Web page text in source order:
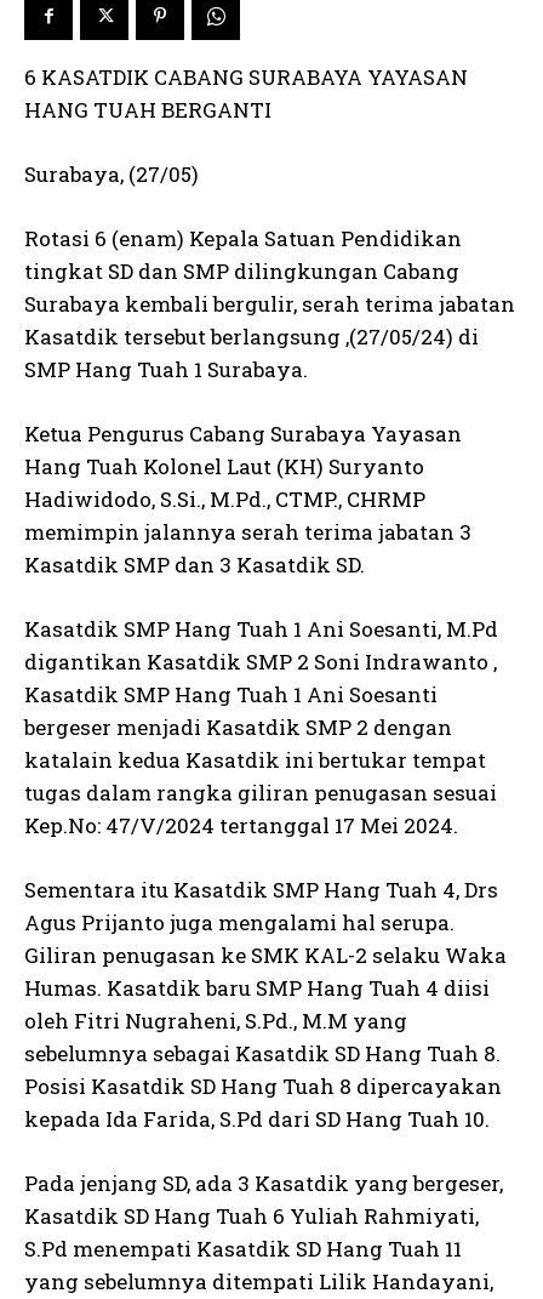
6 KASATDIK CABANG SURABAYA YAYASAN
HANG TUAH BERGANTI
Surabaya, (27/05)
Rotasi 6 (enam) Kepala Satuan Pendidikan
tingkat SD dan SMP dilingkungan Cabang
Surabaya kembali bergulir, serah terima jabatan
Kasatdik tersebut berlangsung ,(27/05/24) di
SMP Hang Tuah 1 Surabaya.
Ketua Pengurus Cabang Surabaya Yayasan
Hang Tuah Kolonel Laut (KH) Suryanto
Hadiwidodo, S.Si., M.Pd., CTMP., CHRMP
memimpin jalannya serah terima jabatan 3
Kasatdik SMP dan 3 Kasatdik SD.
Kasatdik SMP Hang Tuah 1 Ani Soesanti, M.Pd
digantikan Kasatdik SMP 2 Soni Indrawanto ,
Kasatdik SMP Hang Tuah 1 Ani Soesanti
bergeser menjadi Kasatdik SMP 2 dengan
katalain kedua Kasatdik ini bertukar tempat
tugas dalam rangka giliran penugasan sesuai
Kep.No: 47/V/2024 tertanggal 17 Mei 2024.
Sementara itu Kasatdik SMP Hang Tuah 4, Drs
Agus Prijanto juga mengalami hal serupa.
Giliran penugasan ke SMK KAL-2 selaku Waka
Humas. Kasatdik baru SMP Hang Tuah 4 diisi
oleh Fitri Nugraheni, S.Pd., M.M yang
sebelumnya sebagai Kasatdik SD Hang Tuah 8.
Posisi Kasatdik SD Hang Tuah 8 dipercayakan
kepada Ida Farida, S.Pd dari SD Hang Tuah 10.
Pada jenjang SD, ada 3 Kasatdik yang bergeser,
Kasatdik SD Hang Tuah 6 Yuliah Rahmiyati,
S.Pd menempati Kasatdik SD Hang Tuah 11
yang sebelumnya ditempati Lilik Handayani,